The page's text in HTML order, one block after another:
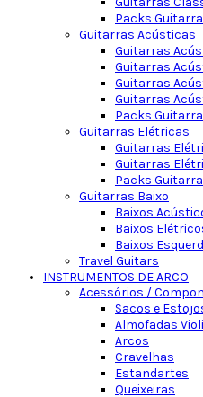
Packs
Guitarras Acústicas
Guitarras
Guitarras
Guitarras
Guitarras
Packs
Guitarras Elétricas
Guitarras
Guitarras
Packs
Guitarras Baixo
Baixos
Baixos
Baixos
Travel Guitars
INSTRUMENTOS DE ARCO
Acessórios /
Sacos e
Almofadas
Arcos
Cravelhas
Estandartes
Queixeiras